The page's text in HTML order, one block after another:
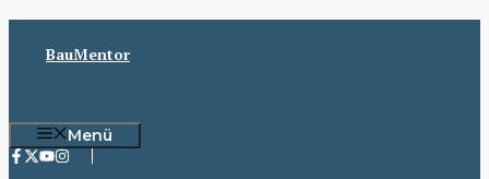
InhaltBauMentor
Menü